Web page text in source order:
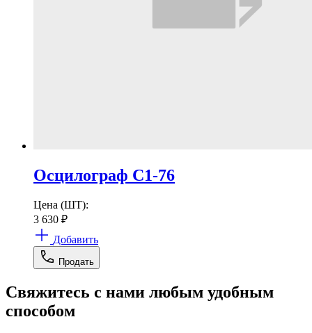
Осцилограф С1-76
Цена (ШТ):
3 630 ₽
Добавить
Продать
Свяжитесь с нами любым удобным
способом